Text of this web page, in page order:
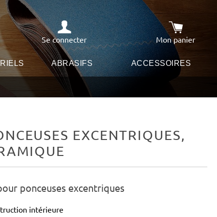
Se connecter
Mon panier
Le panier
ABRASIFS ACCESSOIRES
EXCENTRIQUES,
ponceuses excentriques
intérieure